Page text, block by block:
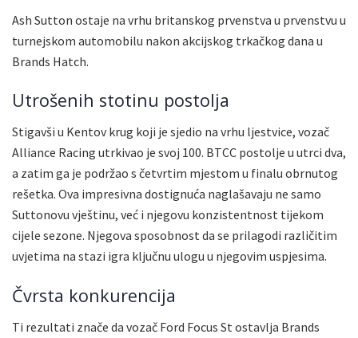
Ash Sutton ostaje na vrhu britanskog prvenstva u prvenstvu u
turnejskom automobilu nakon akcijskog trkačkog dana u
Brands Hatch.
Utrošenih stotinu postolja
Stigavši ​​u Kentov krug koji je sjedio na vrhu ljestvice, vozač
Alliance Racing utrkivao je svoj 100. BTCC postolje u utrci dva,
a zatim ga je podržao s četvrtim mjestom u finalu obrnutog
rešetka. Ova impresivna dostignuća naglašavaju ne samo
Suttonovu vještinu, već i njegovu konzistentnost tijekom
cijele sezone. Njegova sposobnost da se prilagodi različitim
uvjetima na stazi igra ključnu ulogu u njegovim uspjesima.
Čvrsta konkurencija
Ti rezultati znače da vozač Ford Focus St ostavlja Brands